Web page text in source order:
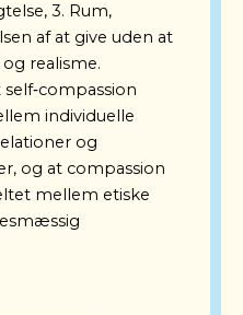
3. Rum,
af at give uden at
realisme.
individuelle
og
og at compassion
mellem etiske